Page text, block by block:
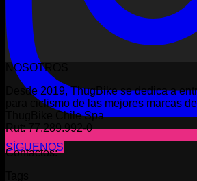
SÍGUENOS
NOSOTROS
Desde 2019, ThugBike se dedica a
para ciclismo de las mejores marcas
ThugBike Chile Spa
Rut: 77.289.992-0
Contactos: